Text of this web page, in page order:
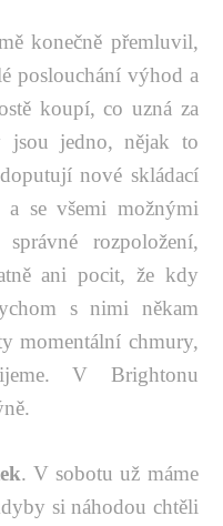
konečně přemluvil,
poslouchání výhod a
koupí, co uzná za
jedno, nějak to
nové skládací
a se všemi možnými
rozpoložení,
ani pocit, že kdy
s nimi někam
momentální chmury,
V Brightonu
. V sobotu už máme
si náhodou chtěli